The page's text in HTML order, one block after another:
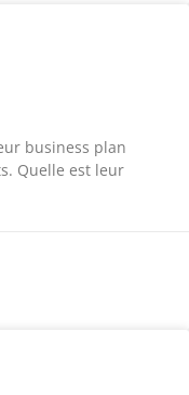
business plan
Quelle est leur